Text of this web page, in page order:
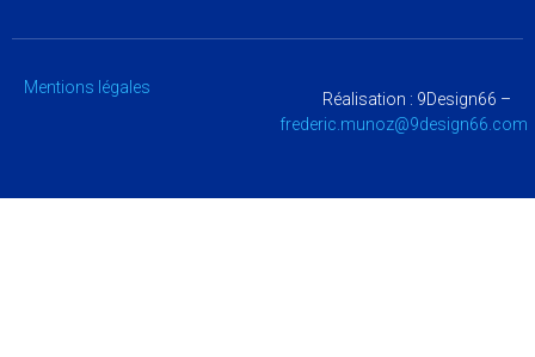
Voir les préférences
Mentions légales
Réalisation : 9Design66 –
moc.66ngised9@zonum.cirederf